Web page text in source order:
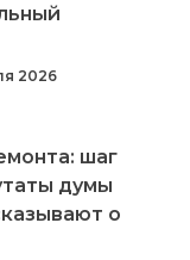
2026
шаг
думы
о